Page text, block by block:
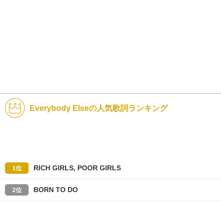
Everybody Elseの人気歌詞ランキング
1位 RICH GIRLS, POOR GIRLS
2位 BORN TO DO